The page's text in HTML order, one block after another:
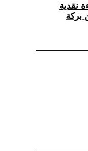
نقدية
بركة